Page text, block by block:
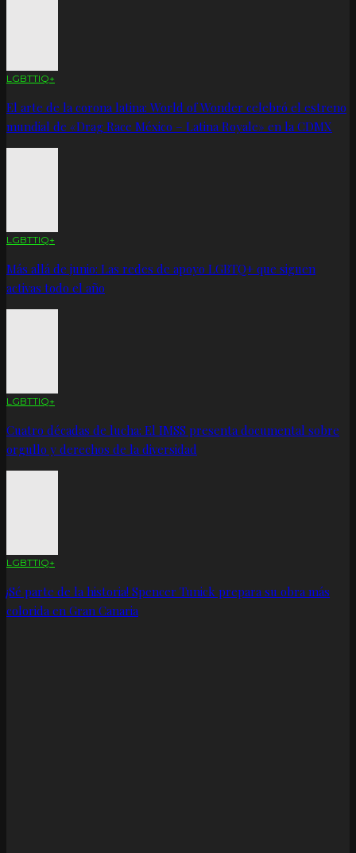
LGBTTIQ+
El arte de la corona latina: World of Wonder celebró el estreno
mundial de «Drag Race México – Latina Royale» en la CDMX
LGBTTIQ+
Más allá de junio: Las redes de apoyo LGBTQ+ que siguen
activas todo el año
LGBTTIQ+
Cuatro décadas de lucha: El IMSS presenta documental sobre
orgullo y derechos de la diversidad
LGBTTIQ+
¡Sé parte de la historia! Spencer Tunick prepara su obra más
colorida en Gran Canaria